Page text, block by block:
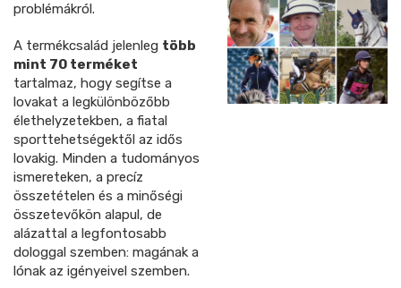
problémákról.
A termékcsalád jelenleg több
mint 70 terméket
tartalmaz, hogy segítse a
lovakat a legkülönbözőbb
élethelyzetekben, a fiatal
sporttehetségektől az idős
lovakig. Minden a tudományos
ismereteken, a precíz
összetételen és a minőségi
összetevőkön alapul, de
alázattal a legfontosabb
dologgal szemben: magának a
lónak az igényeivel szemben.